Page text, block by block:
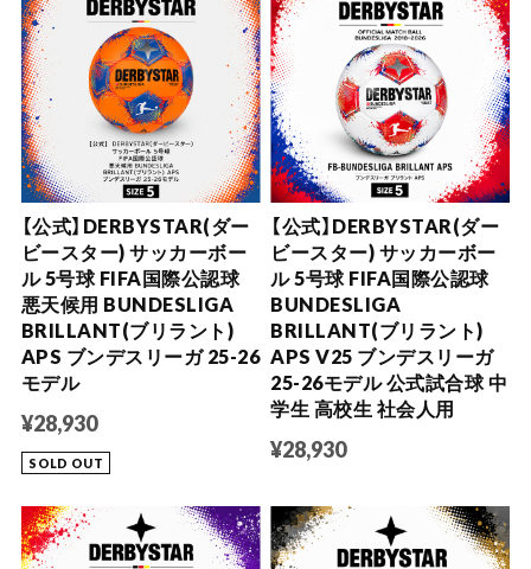
【公式】DERBYSTAR(ダー
ビースター) サッカーボー
ル 5号球 FIFA国際公認球
悪天候用 BUNDESLIGA
BRILLANT(ブリラント)
APS ブンデスリーガ 25-26
モデル
¥28,930
SOLD OUT
【公式】DERBYSTAR(ダー
ビースター) サッカーボー
ル 5号球 FIFA国際公認球
BUNDESLIGA
BRILLANT(ブリラント)
APS V25 ブンデスリーガ
25-26モデル 公式試合球 中
学生 高校生 社会人用
¥28,930